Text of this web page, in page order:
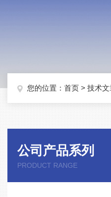
您的位置： 首页 > 技术文
公司产品系列
PRODUCT RANGE